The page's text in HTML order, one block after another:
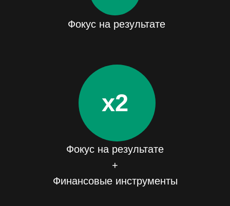
х2
Фокус на результате
Фокус на результате
+
Финансовые инструменты